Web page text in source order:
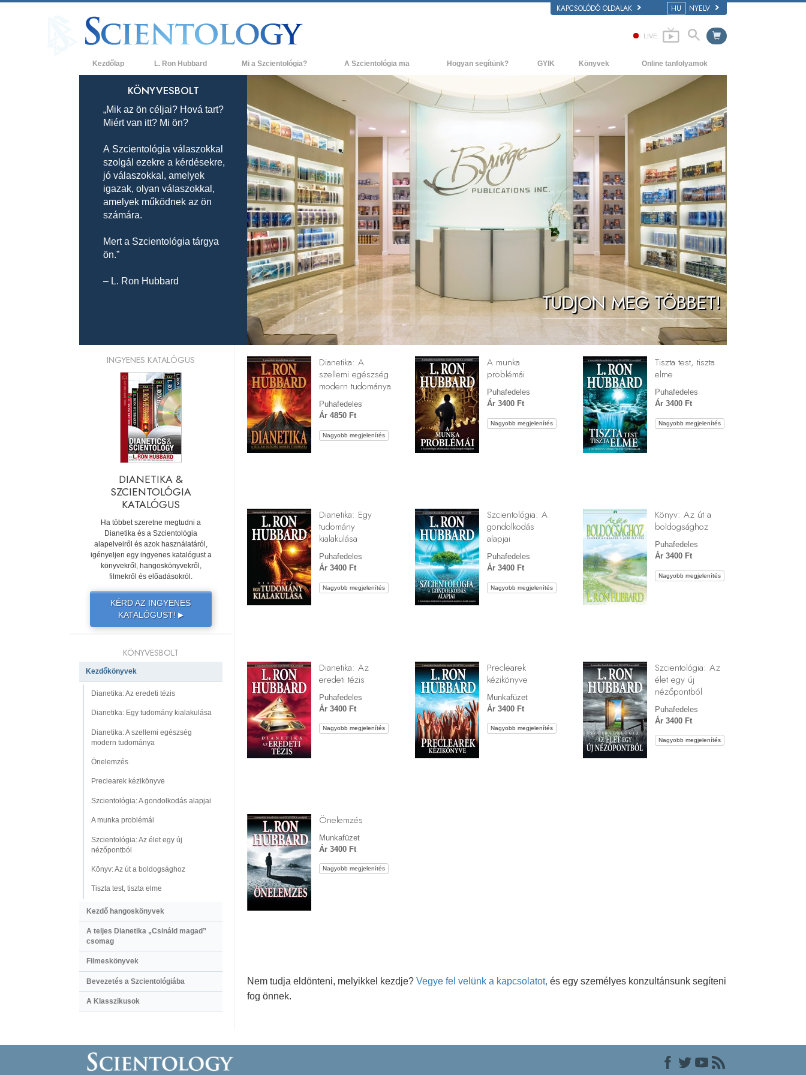
KAPCSOLÓDÓ OLDALAK HU NYELV
LIVE
Kezdőlap L. Ron Hubbard Mi a Szcientológia?
Hittételek és gyakorlatok
A Szcientológia hitvallásai és kódexei
Mit mondanak a szcientológusok
a Szcientológiáról?
Ismerjen meg egy szcientológust!
Látogatás egy egyházban
A Szcientológia alapelvei
Bevezetés a Dianetikába
Szeretet és gyűlölet –
Mi a nagyság?
A Szcientológia ma
Szcientológia egyházak
Új Szcientológia egyházak
Haladó szervezetek
Flag Szárazföldi Bázis
Freewinds
Eljuttatjuk a világnak a Szcientológiát
David Miscavige - A Szcientológia vallás
vezetője
Hogyan segítünk? GYIK
Háttér és alapelvek
Látogatás egy egyházban
A Szcientológia szervezetek
Könyvek
Kezdőkönyvek
Bevezető előadások
Filmek
Online tanfolyamok
Hogyan oldjunk meg konfliktusokat?
A létezés dinamikái
A megértés összetevői
Megoldások a veszélyes környezetre
Asszisztok betegségekre és
sérülésekre
Tisztesség és becsület
Házasság
Az érzelmi Tónusskála
Megoldások a drogokra
Gyerekek
Eszközök a munkahelyen
Az etika és az állapotok
Az elnyomás oka
Kivizsgálások
A szervezés alapjai
A public relations alapjai
TUDJON MEG TÖBBET!
KÖNYVESBOLT
„Mik az ön céljai? Hová tart?
Miért van itt? Mi ön?
A Szcientológia válaszokkal
szolgál ezekre a kérdésekre,
jó válaszokkal, amelyek
igazak, olyan válaszokkal,
amelyek működnek az ön
számára.
Mert a Szcientológia tárgya
ön.”
– L. Ron Hubbard
Dianetika: A
szellemi egészség
modern tudománya
Puhafedeles
Ár 4850 Ft
Nagyobb megjelenítés
A munka
problémái
Puhafedeles
Ár 3400 Ft
Nagyobb megjelenítés
Tiszta test, tiszta
elme
Puhafedeles
Ár 3400 Ft
Nagyobb megjelenítés
Dianetika: Egy
tudomány
kialakulása
Puhafedeles
Ár 3400 Ft
Nagyobb megjelenítés
Szcientológia: A
gondolkodás
alapjai
Puhafedeles
Ár 3400 Ft
Nagyobb megjelenítés
Könyv: Az út a
boldogsághoz
Puhafedeles
Ár 3400 Ft
Nagyobb megjelenítés
Dianetika: Az
eredeti tézis
Puhafedeles
Ár 3400 Ft
Nagyobb megjelenítés
Preclearek
kézikönyve
Munkafüzet
Ár 3400 Ft
Nagyobb megjelenítés
Szcientológia: Az
élet egy új
nézőpontból
Puhafedeles
Ár 3400 Ft
Nagyobb megjelenítés
Önelemzés
Munkafüzet
Ár 3400 Ft
Nagyobb megjelenítés
Nem tudja eldönteni, melyikkel kezdje? Vegye fel velünk a kapcsolatot, és egy személyes konzultánsunk segíteni
fog önnek.
INGYENES KATALÓGUS
DIANETIKA &
SZCIENTOLÓGIA
KATALÓGUS
Ha többet szeretne megtudni a
Dianetika és a Szcientológia
alapelveiről és azok használatáról,
igényeljen egy ingyenes katalógust a
könyvekről, hangoskönyvekről,
filmekről és előadásokról.
KÉRD AZ INGYENES
KATALÓGUST! ▶
KÖNYVESBOLT
Kezdőkönyvek
Dianetika: Az eredeti tézis
Dianetika: Egy tudomány kialakulása
Dianetika: A szellemi egészség
modern tudománya
Önelemzés
Preclearek kézikönyve
Szcientológia: A gondolkodás alapjai
A munka problémái
Szcientológia: Az élet egy új
nézőpontból
Könyv: Az út a boldogsághoz
Tiszta test, tiszta elme
Kezdő hangoskönyvek
A teljes Dianetika „Csináld magad”
csomag
Filmeskönyvek
Bevezetés a Szcientológiába
A Klasszikusok